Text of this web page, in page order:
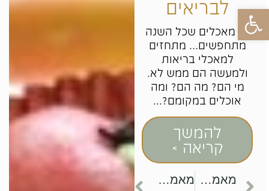
פתח סרגל נגישותלבריאים
יש מאכלים שכל השנה
מתחפשים... מתחזים
למאכלי בריאות
ולמעשה הם ממש לא.
מי הם? מה הם? ומה
אוכלים במקומם?...
להמשך
קריאה >
מאמר קודם
מאמר הבא